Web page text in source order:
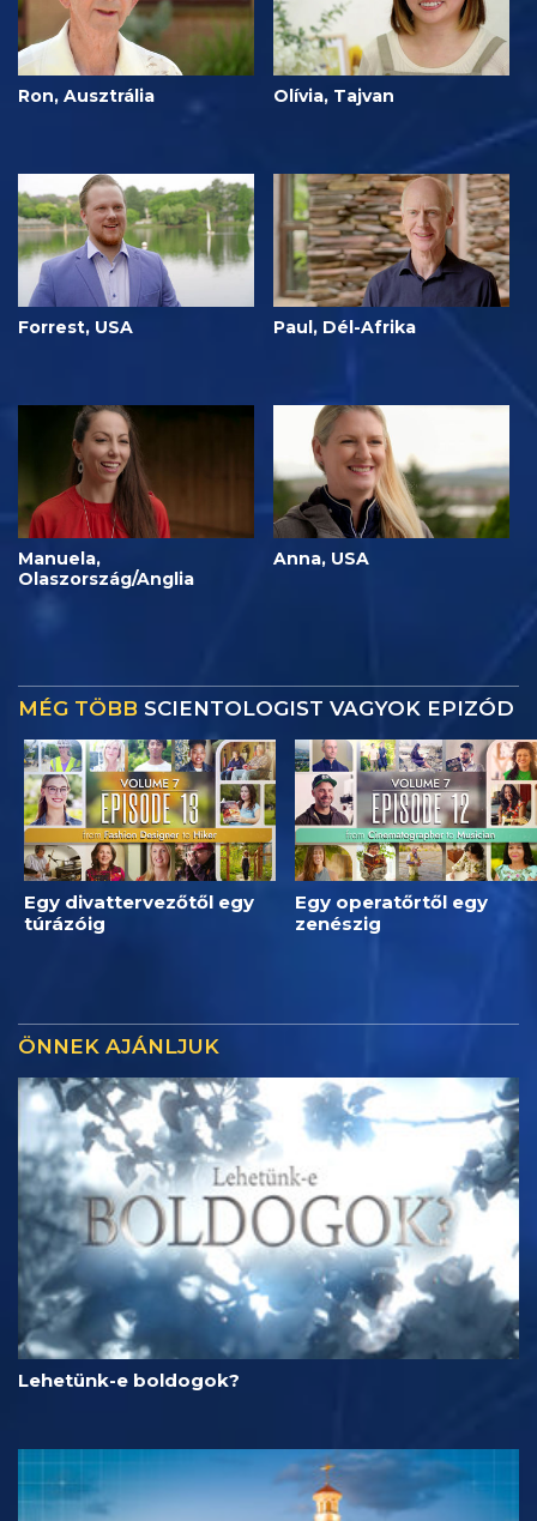
Ron, Ausztrália Olívia, Tajvan
Forrest, USA Paul, Dél-Afrika
Manuela,
Olaszország/Anglia
Anna, USA
MÉG TÖBB SCIENTOLOGIST VAGYOK EPIZÓD
Egy divattervezőtől egy
túrázóig
Egy operatőrtől egy
zenészig
ÖNNEK AJÁNLJUK
Lehetünk-e boldogok?